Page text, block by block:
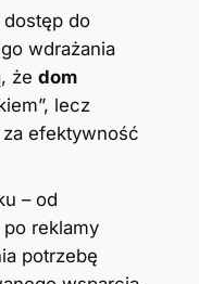
do
wdrażania
że dom
lecz
efektywność
– od
reklamy
potrzebę